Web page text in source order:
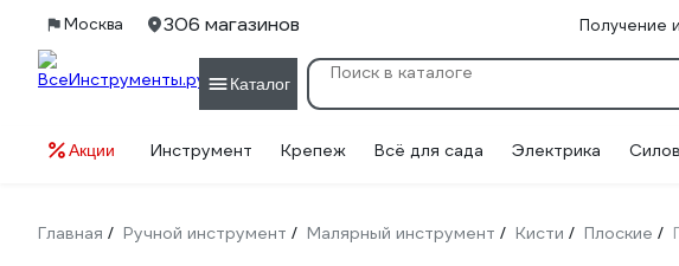
Москва 306 магазинов Получение
Каталог
Акции Инструмент Крепеж Всё для сада Электрика
Главная / Ручной инструмент / Малярный инструмент / Кисти / Плоские /